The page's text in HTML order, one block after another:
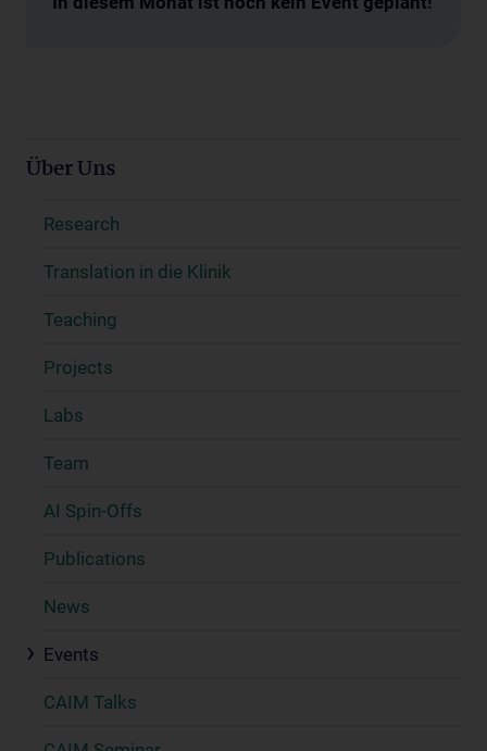
Über Uns
Research
Translation in die Klinik
Teaching
Projects
Labs
Team
AI Spin-Offs
Publications
News
Events
CAIM Talks